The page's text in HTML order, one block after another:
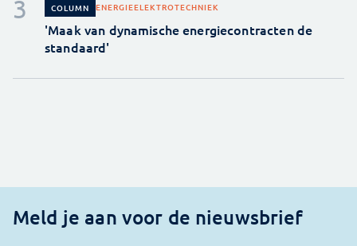
COLUMN ENERGIEELEKTROTECHNIEK
'Maak van dynamische energiecontracten de
standaard'
Meld je aan voor de nieuwsbrief